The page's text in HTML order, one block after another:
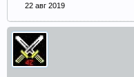
22 авг 2019